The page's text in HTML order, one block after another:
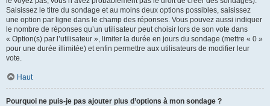
Saisissez le titre du sondage et au moins deux options possibles, saisissez
une option par ligne dans le champ des réponses. Vous pouvez aussi indiquer
le nombre de réponses qu’un utilisateur peut choisir lors de son vote dans
« Option(s) par l’utilisateur », limiter la durée en jours du sondage (mettre « 0 »
pour une durée illimitée) et enfin permettre aux utilisateurs de modifier leur
vote.
Haut
Pourquoi ne puis-je pas ajouter plus d’options à mon sondage ?